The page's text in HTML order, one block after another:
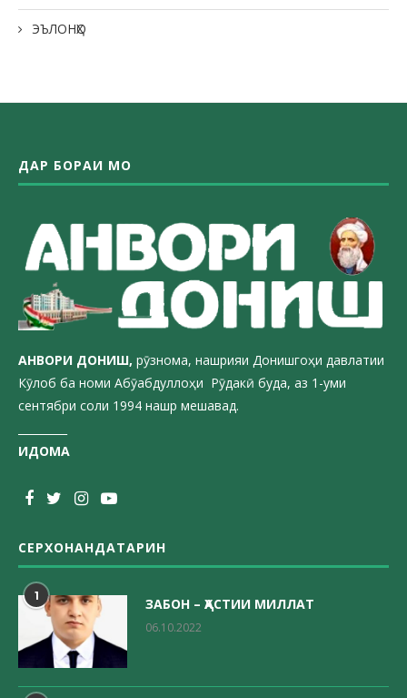
ЭЪЛОНҲО
ДАР БОРАИ МО
АНВОРИ ДОНИШ, рӯзнома, нашрияи Донишгоҳи давлатии
Кӯлоб ба номи Абӯабдуллоҳи Рӯдакӣ буда, аз 1-уми
сентябри соли 1994 нашр мешавад.
ИДОМА
СЕРХОНАНДАТАРИН
1 ЗАБОН – ҲАСТИИ МИЛЛАТ
06.10.2022